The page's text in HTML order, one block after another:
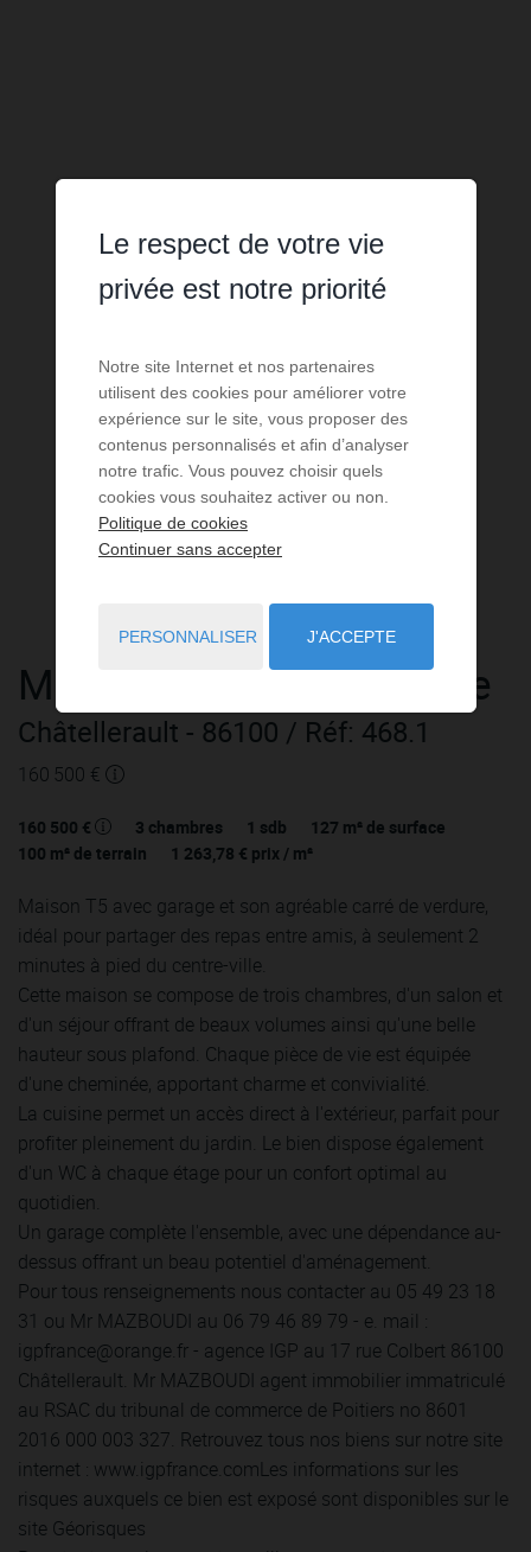
Maison 5 piècesà vendre
Châtellerault - 86100 / Réf: 468.1
160 500 €
160 500 € 3 chambres 1 sdb 127 m² de surface
100 m² de terrain 1 263,78 € prix / m²
Maison T5 avec garage et son agréable carré de verdure,
idéal pour partager des repas entre amis, à seulement 2
minutes à pied du centre-ville.
Cette maison se compose de trois chambres, d'un salon et
d'un séjour offrant de beaux volumes ainsi qu'une belle
hauteur sous plafond. Chaque pièce de vie est équipée
d'une cheminée, apportant charme et convivialité.
La cuisine permet un accès direct à l'extérieur, parfait pour
profiter pleinement du jardin. Le bien dispose également
d'un WC à chaque étage pour un confort optimal au
quotidien.
Un garage complète l'ensemble, avec une dépendance au-
dessus offrant un beau potentiel d'aménagement.
Pour tous renseignements nous contacter au 05 49 23 18
31 ou Mr MAZBOUDI au 06 79 46 89 79 - e. mail :
igpfrance@orange.fr - agence IGP au 17 rue Colbert 86100
Châtellerault. Mr MAZBOUDI agent immobilier immatriculé
au RSAC du tribunal de commerce de Poitiers no 8601
2016 000 003 327. Retrouvez tous nos biens sur notre site
internet : www.igpfrance.comLes informations sur les
risques auxquels ce bien est exposé sont disponibles sur le
site Géorisques
Le respect de votre vie
privée est notre priorité
Notre site Internet et nos partenaires
utilisent des cookies pour améliorer votre
expérience sur le site, vous proposer des
contenus personnalisés et afin d’analyser
notre trafic. Vous pouvez choisir quels
cookies vous souhaitez activer ou non.
Politique de cookies
Continuer sans accepter
PERSONNALISER J'ACCEPTE